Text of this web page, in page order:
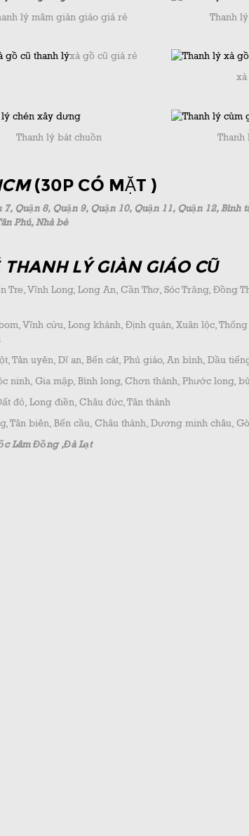
lý mâm giàn giáo giá rẻ Thanh
xà gồ cũ giá rẻ
Thanh lý bát chuồn Thanh
(30P CÓ MẶT )
Quận 8, Quận 9, Quận 10, Quận 11, Quận 12, Bình
Phú, Nhà bè
LÝ GIÀN GIÁO CŨ
Tre, Vĩnh Long, Long An, Cần Thơ, Sóc Trăng, Đồng
Vĩnh cửu, Long khánh, Định quán, Xuân lộc,
Tân uyên, Dĩ an, Bến cát, Phú giáo, An bình, Dầu
ninh, Gia mập, Bình long, Chơn thành, Phước long,
đỏ, Long điền, Châu đức, Tân thành
Tân biên, Bến cầu, Châu thành, Dương minh châu,
Lâm Đồng ,Đà Lạt